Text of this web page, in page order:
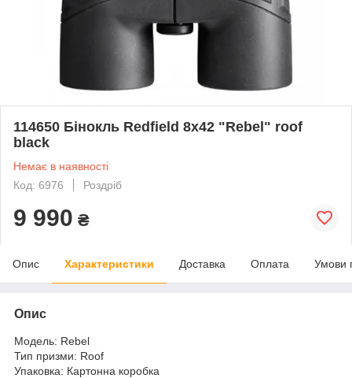
114650 Бінокль Redfield 8x42 "Rebel" roof
black
Немає в наявності
Код: 6976
Роздріб
9 990 ₴
Опис Характеристики Доставка Оплата Умови
Опис
Модель: Rebel
Тип призми: Roof
Упаковка: Картонна коробка